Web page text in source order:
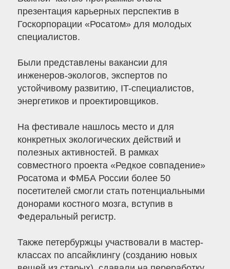
презентация карьерных перспектив в
Госкорпорации «Росатом» для молодых
специалистов.
Были представлены вакансии для
инженеров-экологов, экспертов по
устойчивому развитию, IT-специалистов,
энергетиков и проектировщиков.
На фестивале нашлось место и для
конкретных экологических действий и
полезных активностей. В рамках
совместного проекта «Редкое совпадение»
Росатома и ФМБА России более 50
посетителей смогли стать потенциальными
донорами костного мозга, вступив в
Федеральный регистр.
Также петербуржцы участвовали в мастер-
классах по апсайклингу (созданию новых